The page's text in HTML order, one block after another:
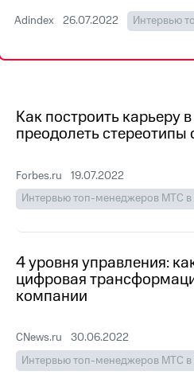
релизы
Достижения
Интервью
Финансовая
отчетность
Новости
в
регионе
и акционерам
Корпоративное
управление
Adindex 26.07.2022 Интервью
Как построить карьеру
преодолеть стереотипы
Forbes.ru
19.07.2022
Интервью топ-менеджеров МТС
4 уровня управления:
цифровая
компании
CNews.ru
30.06.2022
Интервью топ-менеджеров МТС